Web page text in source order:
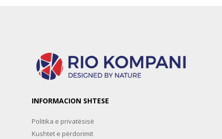
INFORMACION SHTESE
Politika e privatësisë
Kushtet e përdorimit